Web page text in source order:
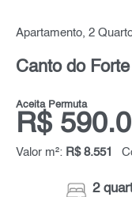
Canto do Forte
Aceita Permuta
R$
Valor m²: R$ 8.551
2